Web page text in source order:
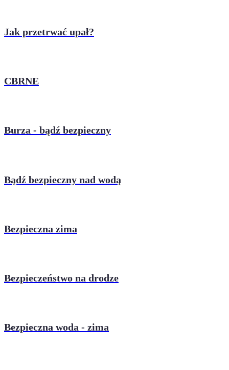
Jak przetrwać upał?
CBRNE
Burza - bądź bezpieczny
Bądź bezpieczny nad wodą
Bezpieczna zima
Bezpieczeństwo na drodze
Bezpieczna woda - zima